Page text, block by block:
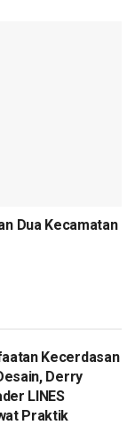
Dua Kecamatan
Kecerdasan
Derry
LINES
Praktik